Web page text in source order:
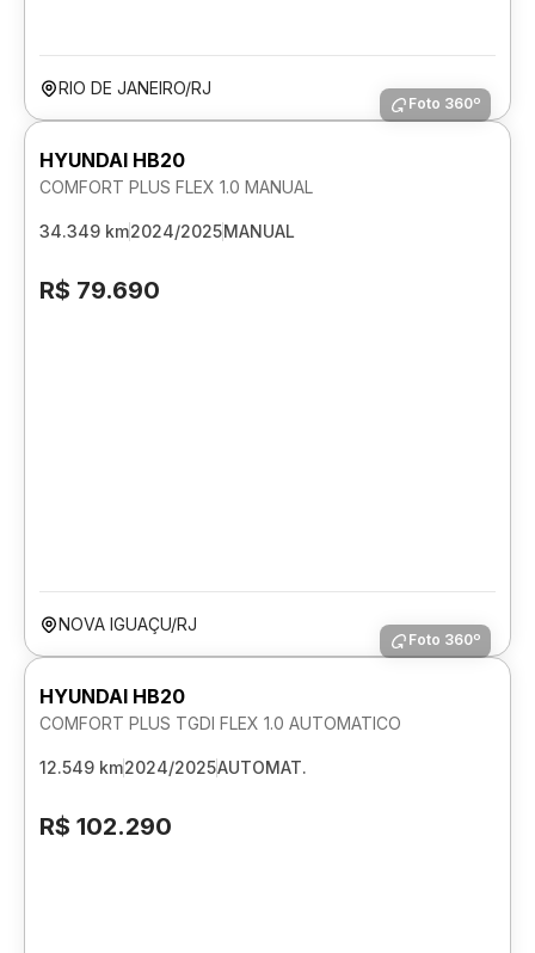
RIO DE JANEIRO/RJ
Foto 360º
HYUNDAI HB20
COMFORT PLUS FLEX 1.0 MANUAL
34.349 km2024/2025MANUAL
R$ 79.690
NOVA IGUAÇU/RJ
Foto 360º
HYUNDAI HB20
COMFORT PLUS TGDI FLEX 1.0 AUTOMATICO
12.549 km2024/2025AUTOMAT.
R$ 102.290